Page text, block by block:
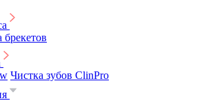
брекетов
Чистка зубов ClinPro